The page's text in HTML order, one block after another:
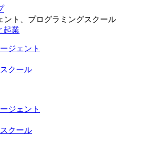
ント、プログラミングスクール
起業
ジェント
クール
ジェント
クール